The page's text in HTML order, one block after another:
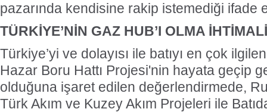
pazarında kendisine rakip istemediği ifade
TÜRKİYE’NİN GAZ HUB’I OLMA
Türkiye’yi ve dolayısı ile batıyı en çok
Hazar Boru Hattı Projesi'nin hayata geçip
olduğuna işaret edilen değerlendirmede,
Türk Akım ve Kuzey Akım Projeleri ile